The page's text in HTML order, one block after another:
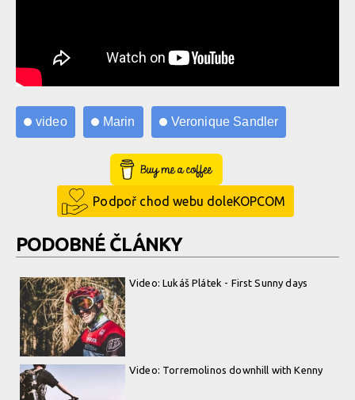
video Marin Veronique Sandler
Buy Me a Coffee
Podpoř chod webu doleKOPCOM
PODOBNÉ ČLÁNKY
Video: Lukáš Plátek - First Sunny days
Video: Torremolinos downhill with Kenny